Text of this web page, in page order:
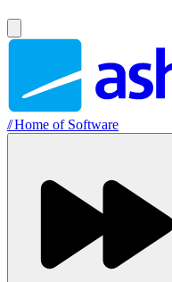
//Home of Software